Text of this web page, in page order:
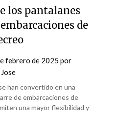
los pantalanes
de
febrero de 2025 por
Jose
han convertido en una
de embarcaciones de
una mayor flexibilidad y